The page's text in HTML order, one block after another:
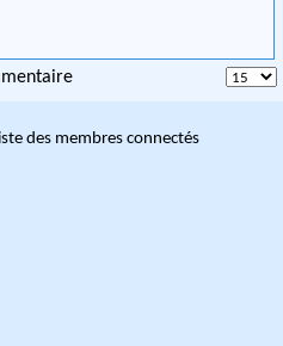
des membres connectés